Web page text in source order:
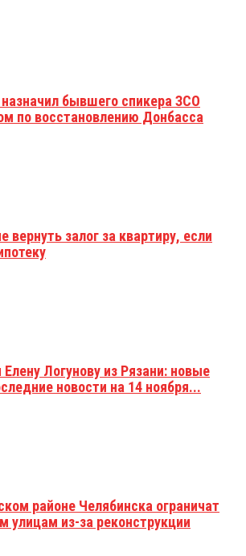
бывшего спикера ЗСО
по восстановлению Донбасса
вернуть залог за квартиру, если
Логунову из Рязани: новые
новости на 14 ноября...
районе Челябинска ограничат
улицам из-за реконструкции